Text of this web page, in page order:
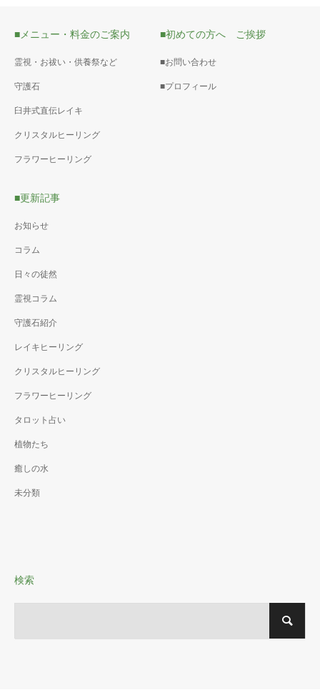
■メニュー・料金のご案内
霊視・お祓い・供養祭など
守護石
臼井式直伝レイキ
クリスタルヒーリング
フラワーヒーリング
■初めての方へ ご挨拶
■お問い合わせ
■プロフィール
■更新記事
お知らせ
コラム
日々の徒然
霊視コラム
守護石紹介
レイキヒーリング
クリスタルヒーリング
フラワーヒーリング
タロット占い
植物たち
癒しの水
未分類
検索